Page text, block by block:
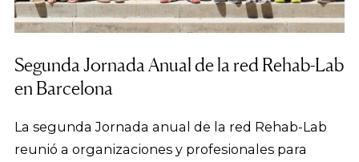
Segunda Jornada Anual de la red Rehab-Lab
en Barcelona
La segunda Jornada anual de la red Rehab-Lab
reunió a organizaciones y profesionales para